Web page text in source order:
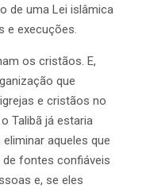
de uma Lei islâmica
e execuções.
os cristãos. E,
que
e cristãos no
Talibã já estaria
aqueles que
de fontes confiáveis
e, se eles